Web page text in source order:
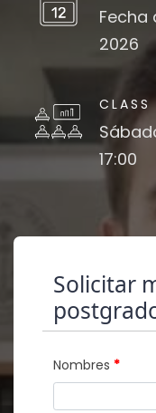
Fecha
2026
CLASS
17:00